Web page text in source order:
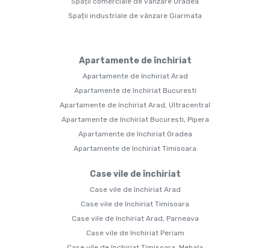
Spații industriale de vânzare Giarmata
Apartamente de închiriat
Apartamente de închiriat Arad
Apartamente de închiriat Bucuresti
Apartamente de închiriat Arad, Ultracentral
Apartamente de închiriat Bucuresti, Pipera
Apartamente de închiriat Oradea
Apartamente de închiriat Timisoara
Case vile de închiriat
Case vile de închiriat Arad
Case vile de închiriat Timisoara
Case vile de închiriat Arad, Parneava
Case vile de închiriat Periam